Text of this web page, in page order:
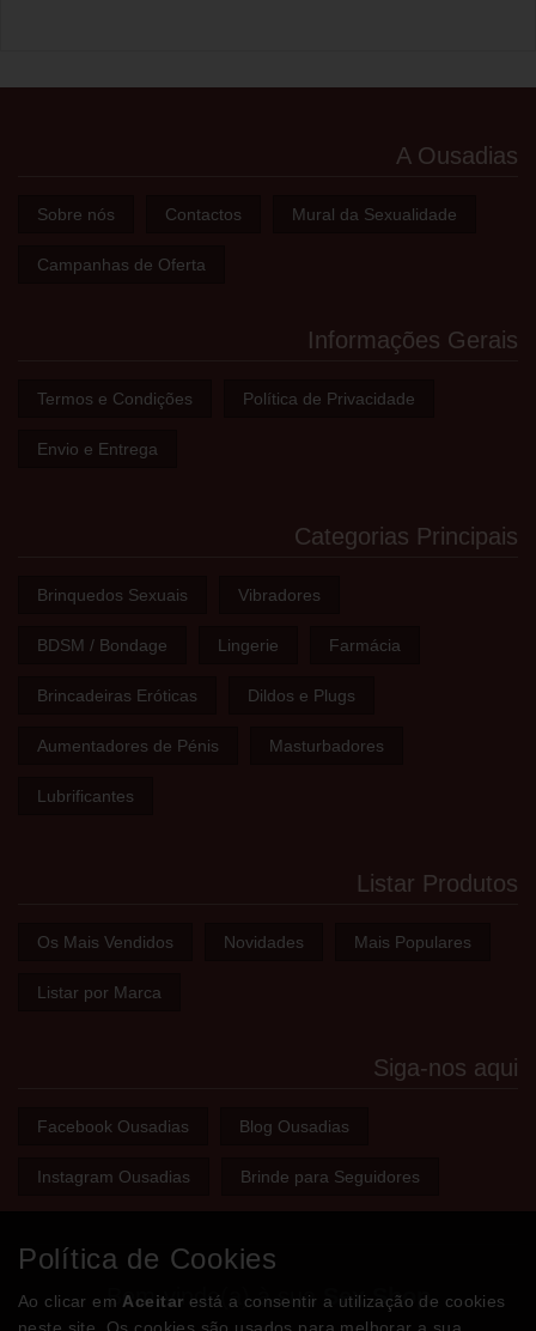
A Ousadias
Sobre nós Contactos Mural da Sexualidade
Campanhas de Oferta
Informações Gerais
Termos e Condições Política de Privacidade
Envio e Entrega
Categorias Principais
Brinquedos Sexuais Vibradores
BDSM / Bondage Lingerie Farmácia
Brincadeiras Eróticas Dildos e Plugs
Aumentadores de Pénis Masturbadores
Lubrificantes
Listar Produtos
Os Mais Vendidos Novidades Mais Populares
Listar por Marca
Siga-nos aqui
Facebook Ousadias Blog Ousadias
Instagram Ousadias Brinde para Seguidores
Bem-vindo(a) à sua Sex Shop
Política de Cookies
Ao clicar em Aceitar está a consentir a utilização de cookies